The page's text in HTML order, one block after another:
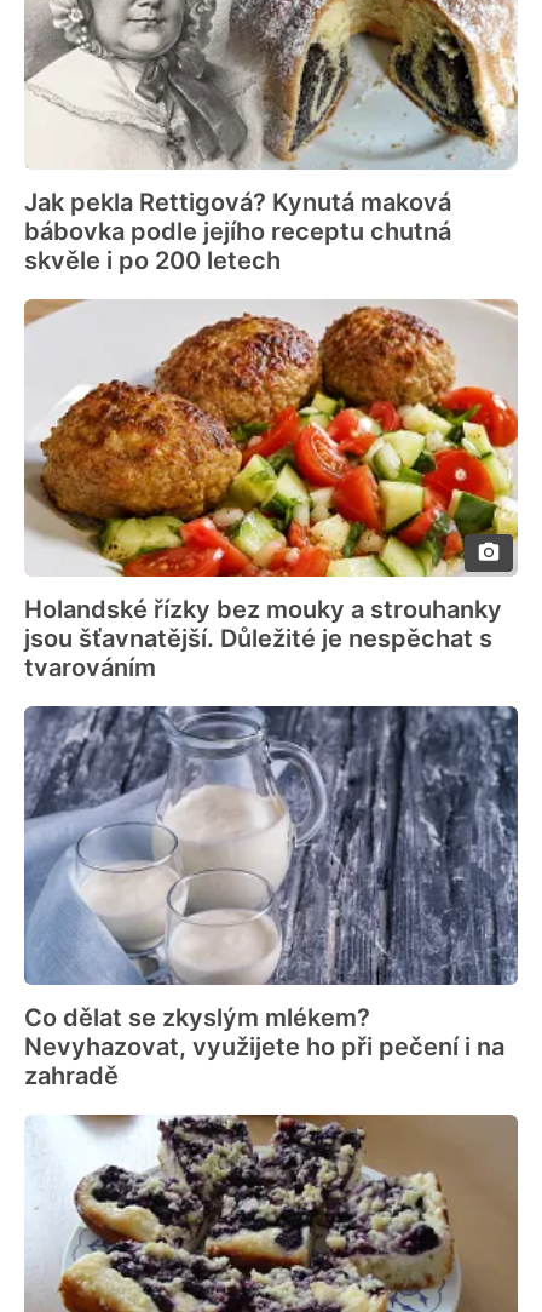
Jak pekla Rettigová? Kynutá maková
bábovka podle jejího receptu chutná
skvěle i po 200 letech
Holandské řízky bez mouky a strouhanky
jsou šťavnatější. Důležité je nespěchat s
tvarováním
Co dělat se zkyslým mlékem?
Nevyhazovat, využijete ho při pečení i na
zahradě